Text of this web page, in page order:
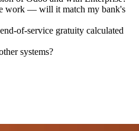
work — will it match my bank's
of-service gratuity calculated
systems?